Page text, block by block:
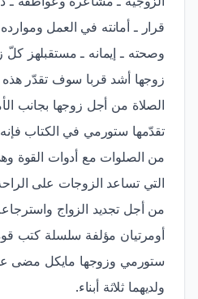
قرار ـ أمانته في العمل
وصحته ـ إيمانه ـ مستقبلهز
زوجها أشد قربا سوف تقدّر هذه
الصلاة من أجل زوجها بجانب
تقدّمها ستورمي في الكتاب
من الصلوات مع أدوات القوة
التي تساعد الزوجات على
من أجل تجديد الزواج
أومرتيان مؤلفة سلسلة كتب قوة
ولديهما ثلاثة أبناء.